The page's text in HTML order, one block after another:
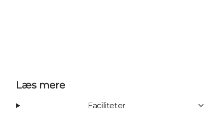
Læs mere
Faciliteter